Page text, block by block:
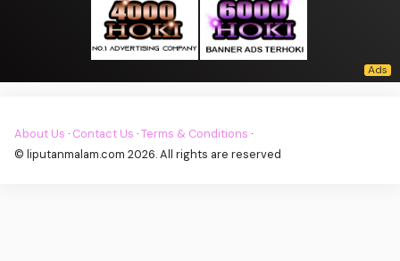
About Us · Contact Us ·Terms & Conditions ·
© liputanmalam.com 2026. All rights are reserved